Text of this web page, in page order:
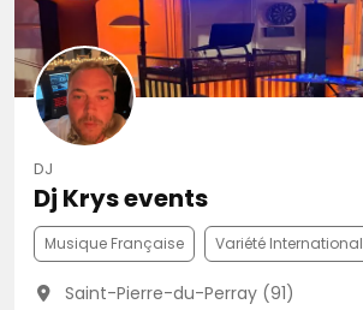
DJ
Dj Krys events
Musique Française Variété
Saint-Pierre-du-Perray (91)